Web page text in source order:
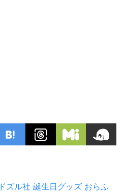
ドズル社 誕生日グッズ おらふ